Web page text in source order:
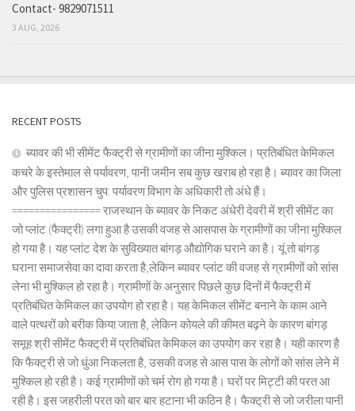
Contact- 9829071511
3 AUG, 2026
RECENT POSTS
ब्यावर की भी सीमेंट फैक्ट्री से ग्रामीणों का जीना मुश्किल। प्रतिबंधित केमिकल
कचरे के इस्तेमाल से पर्यावरण, पानी जमीन सब कुछ खराब हो रहा है। ब्यावर का जिला
और पुलिस प्रशासन चुप: पर्यावरण विभाग के अधिकारी तो अंधे हैं।
================ राजस्थान के ब्यावर के निकट अंधेरी देवरी में श्री सीमेंट का
जो प्लांट (फैक्ट्री) लगा हुआ है उसकी वजह से आसपास के ग्रामीणों का जीना मुश्किल
हो गया है। यह प्लांट देश के सुविख्यात बांगड़ औद्योगिक घराने का है। यूं तो बांगड़
घराना समाजसेवा का दावा करता है,लेकिन ब्यावर प्लांट की वजह से ग्रामीणों को सांस
लेना भी मुश्किल हो रहा है। ग्रामीणों के अनुसार पिछले कुछ दिनों में फैक्ट्री में
प्रतिबंधित केमिकल का उपयोग हो रहा है। यह केमिकल सीमेंट बनाने के काम आने
वाले पत्थरों को बरीक किया जाता है, लेकिन कोयले की कीमत बढ़ने के कारण बांगड़
समूह श्री सीमेंट फैक्ट्री में प्रतिबंधित केमिकल का उपयोग कर रहा है। यही कारण है
कि फैक्ट्री से जो धुंआ निकलता है, उसकी वजह से आस पास के लोगों को सांस लेने में
मुश्किल हो रही है। कई ग्रामीणों को चर्म रोग हो गया है। घरों पर मिट्टी की परत आ
रही है। इस जहरीली परत को बार बार हटाना भी कठिन है। फैक्ट्री से जो जरीला पानी